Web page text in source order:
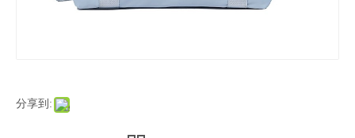
分享到: